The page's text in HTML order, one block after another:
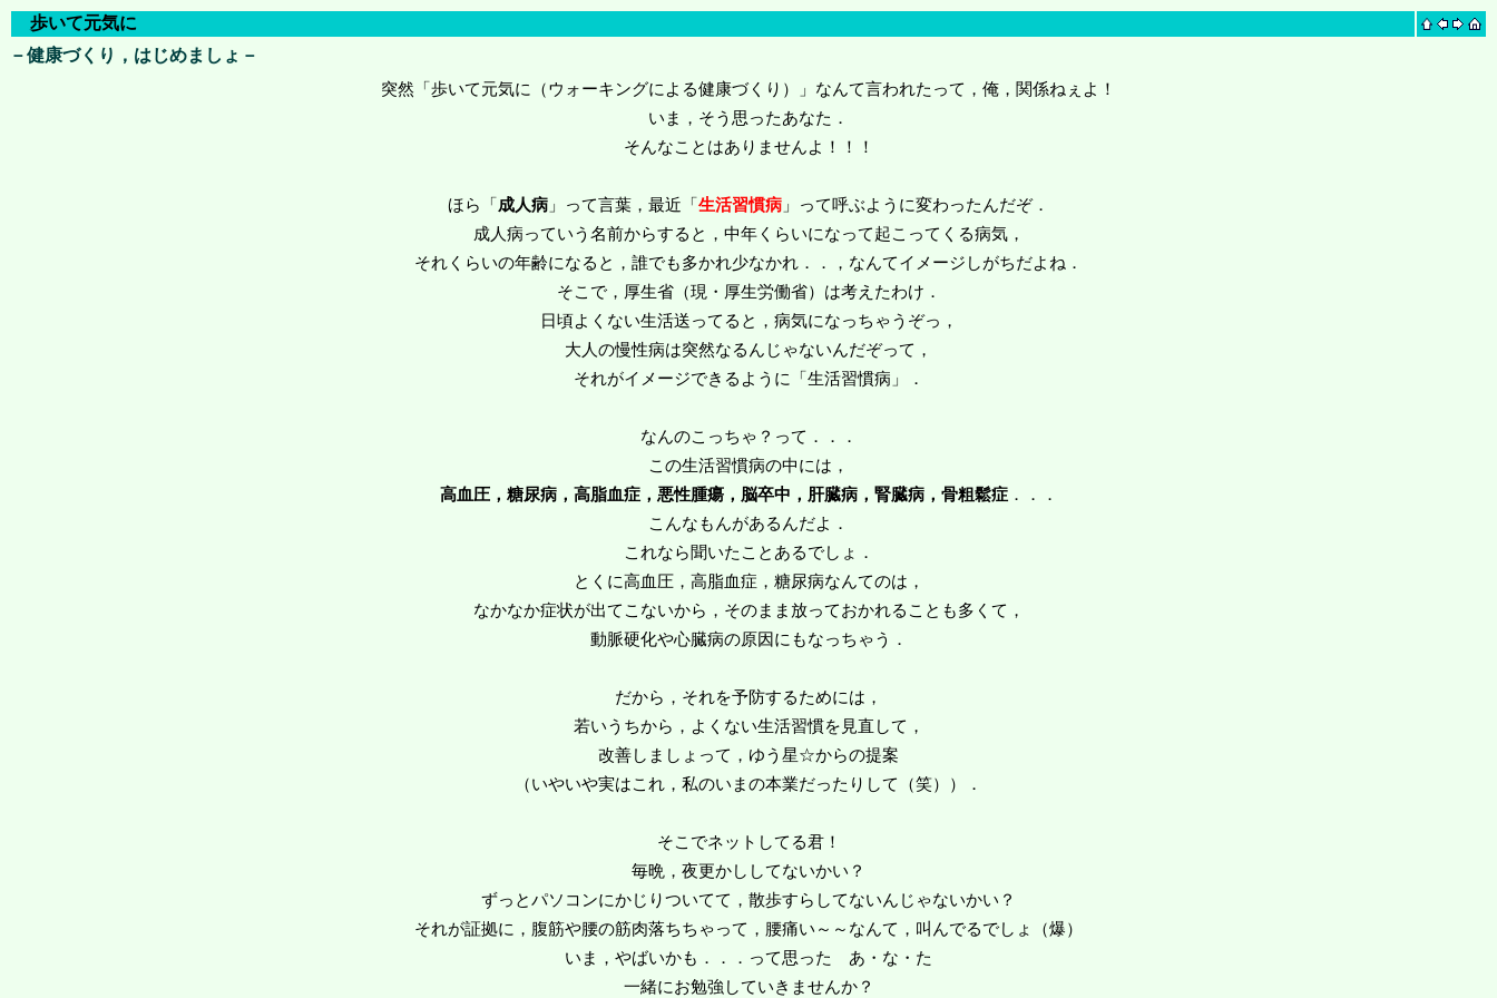
歩いて元気に
－健康づくり，はじめましょ－
突然「歩いて元気に（ウォーキングによる健康づくり）」なんて言われたって，俺，関係ねぇよ！
いま，そう思ったあなた．
そんなことはありませんよ！！！
ほら「 成人病 」って言葉，最近「 生活習慣病 」って呼ぶように変わったんだぞ．
成人病っていう名前からすると，中年くらいになって起こってくる病気，
それくらいの年齢になると，誰でも多かれ少なかれ．．，なんてイメージしがちだよね．
そこで，厚生省（現・厚生労働省）は考えたわけ．
日頃よくない生活送ってると，病気になっちゃうぞっ，
大人の慢性病は突然なるんじゃないんだぞって，
それがイメージできるように「生活習慣病」．
なんのこっちゃ？って．．．
この生活習慣病の中には，
高血圧，糖尿病，高脂血症，悪性腫瘍，脳卒中，肝臓病，腎臓病，骨粗鬆症．．．
こんなもんがあるんだよ．
これなら聞いたことあるでしょ．
とくに高血圧，高脂血症，糖尿病なんてのは，
なかなか症状が出てこないから，そのまま放っておかれることも多くて，
動脈硬化や心臓病の原因にもなっちゃう．
だから，それを予防するためには，
若いうちから，よくない生活習慣を見直して，
改善しましょって，ゆう星☆からの提案
（いやいや実はこれ，私のいまの本業だったりして（笑））．
そこでネットしてる君！
毎晩，夜更かししてないかい？
ずっとパソコンにかじりついてて，散歩すらしてないんじゃないかい？
それが証拠に，腹筋や腰の筋肉落ちちゃって，腰痛い～～なんて，叫んでるでしょ（爆）
いま，やばいかも．．．って思った あ・な・た
一緒にお勉強していきませんか？